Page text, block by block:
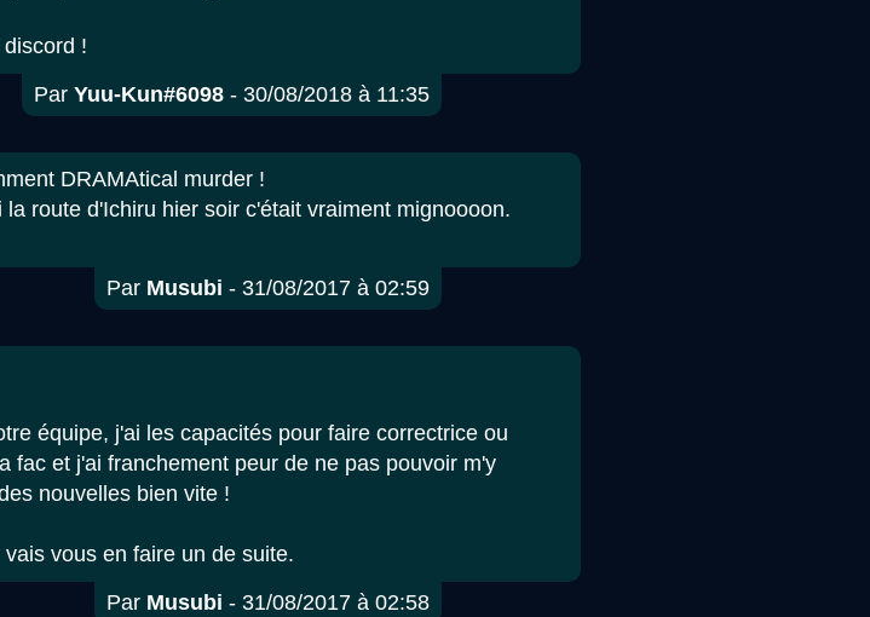
!
Par Yuu-Kun#6098 - 30/08/2018 à 11:35
DRAMAtical murder !
route d'Ichiru hier soir c'était vraiment mignoooon.
Par Musubi - 31/08/2017 à 02:59
équipe, j'ai les capacités pour faire correctrice ou
fac et j'ai franchement peur de ne pas pouvoir m'y
nouvelles bien vite !
vous en faire un de suite.
Par Musubi - 31/08/2017 à 02:58